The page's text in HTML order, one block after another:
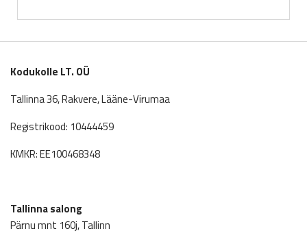
Kodukolle LT. OÜ
Tallinna 36, Rakvere, Lääne-Virumaa
Registrikood: 10444459
KMKR: EE100468348
Tallinna salong
Pärnu mnt 160j, Tallinn